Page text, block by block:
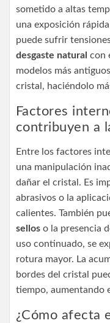
sometido a altas
una exposición
puede sufrir
desgaste natural con
modelos más
cristal, haciéndolo
Factores
contribuyen a
Entre los factores
una manipulación
dañar el cristal. Es
abrasivos o la
calientes. También
sellos o la presencia
uso continuado, se
rotura mayor. La
bordes del cristal
tiempo, aumentando
¿Cómo afecta